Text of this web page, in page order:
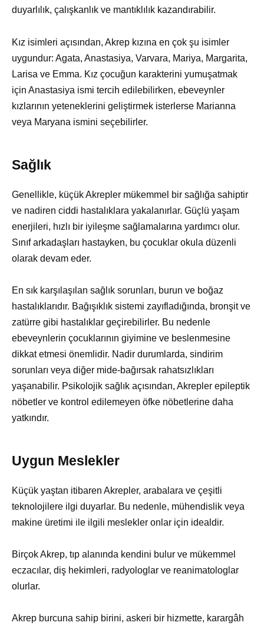
duyarlılık, çalışkanlık ve mantıklılık kazandırabilir.
Kız isimleri açısından, Akrep kızına en çok şu isimler
uygundur: Agata, Anastasiya, Varvara, Mariya, Margarita,
Larisa ve Emma. Kız çocuğun karakterini yumuşatmak
için Anastasiya ismi tercih edilebilirken, ebeveynler
kızlarının yeteneklerini geliştirmek isterlerse Marianna
veya Maryana ismini seçebilirler.
Sağlık
Genellikle, küçük Akrepler mükemmel bir sağlığa sahiptir
ve nadiren ciddi hastalıklara yakalanırlar. Güçlü yaşam
enerjileri, hızlı bir iyileşme sağlamalarına yardımcı olur.
Sınıf arkadaşları hastayken, bu çocuklar okula düzenli
olarak devam eder.
En sık karşılaşılan sağlık sorunları, burun ve boğaz
hastalıklarıdır. Bağışıklık sistemi zayıfladığında, bronşit ve
zatürre gibi hastalıklar geçirebilirler. Bu nedenle
ebeveynlerin çocuklarının giyimine ve beslenmesine
dikkat etmesi önemlidir. Nadir durumlarda, sindirim
sorunları veya diğer mide-bağırsak rahatsızlıkları
yaşanabilir. Psikolojik sağlık açısından, Akrepler epileptik
nöbetler ve kontrol edilemeyen öfke nöbetlerine daha
yatkındır.
Uygun Meslekler
Küçük yaştan itibaren Akrepler, arabalara ve çeşitli
teknolojilere ilgi duyarlar. Bu nedenle, mühendislik veya
makine üretimi ile ilgili meslekler onlar için idealdir.
Birçok Akrep, tıp alanında kendini bulur ve mükemmel
eczacılar, diş hekimleri, radyologlar ve reanimatologlar
olurlar.
Akrep burcuna sahip birini, askeri bir hizmette, karargâh